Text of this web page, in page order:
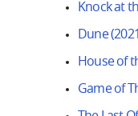
Knock at
Dune
House of
Game of